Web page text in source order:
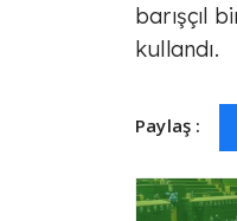
barışçıl
kullandı.
Paylaş :